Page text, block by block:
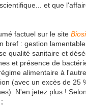
et que
factuel sur le site
bref : gestion
qualité sanitaire et
et présence de
alimentaire à
(avec un excès de 25
N'en jetez plus !
;